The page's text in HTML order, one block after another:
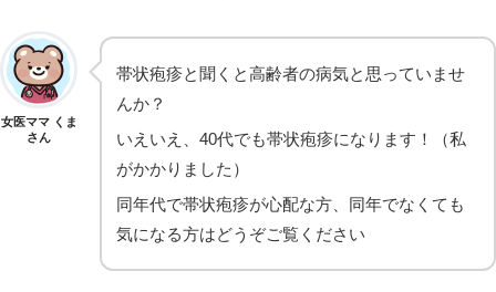
女医ママ くま
さん
帯状疱疹と聞くと高齢者の病気と思っていませ
んか？
いえいえ、40代でも帯状疱疹になります！（私
がかかりました）
同年代で帯状疱疹が心配な方、同年でなくても
気になる方はどうぞご覧ください